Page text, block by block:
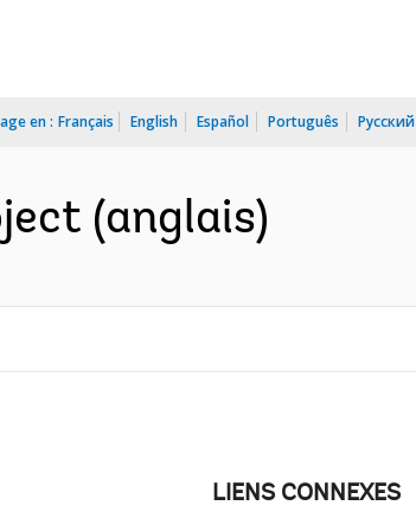
en : Français English Español Português Русский
(anglais)
LIENS CONNEXES